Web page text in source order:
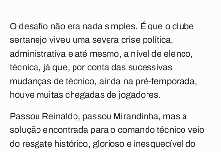
O desafio não era nada simples. É que o clube
sertanejo viveu uma severa crise política,
administrativa e até mesmo, a nível de elenco,
técnica, já que, por conta das sucessivas
mudanças de técnico, ainda na pré-temporada,
houve muitas chegadas de jogadores.
Passou Reinaldo, passou Mirandinha, mas a
solução encontrada para o comando técnico veio
do resgate histórico, glorioso e inesquecível do